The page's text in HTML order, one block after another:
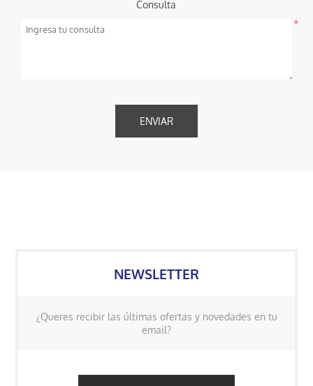
Consulta
*
NEWSLETTER
¿Queres recibir las últimas ofertas y novedades en tu
email?